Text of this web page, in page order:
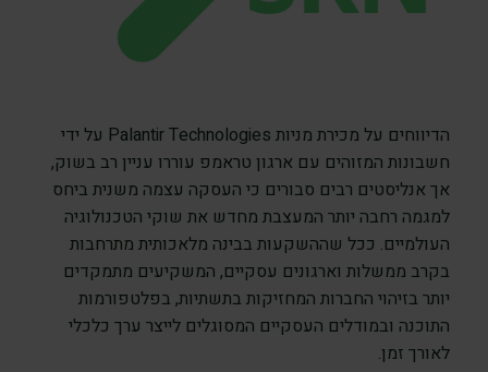
הדיווחים על מכירת מניות Palantir Technologies על ידי
חשבונות המזוהים עם ארגון טראמפ עוררו עניין רב בשוק,
אך אנליסטים רבים סבורים כי העסקה עצמה משנית ביחס
למגמה רחבה יותר המעצבת מחדש את שוקי הטכנולוגיה
העולמיים. ככל שההשקעות בבינה מלאכותית מתרחבות
בקרב ממשלות וארגונים עסקיים, המשקיעים מתמקדים
יותר בזיהוי החברות המחזיקות בתשתיות, בפלטפורמות
התוכנה ובמודלים העסקיים המסוגלים לייצר ערך כלכלי
לאורך זמן.